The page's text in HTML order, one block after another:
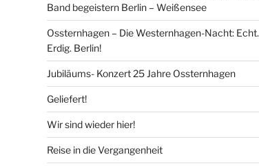
Band begeistern Berlin – Weißensee
Ossternhagen – Die Westernhagen-Nacht: Echt.
Erdig. Berlin!
Jubiläums- Konzert 25 Jahre Ossternhagen
Geliefert!
Wir sind wieder hier!
Reise in die Vergangenheit